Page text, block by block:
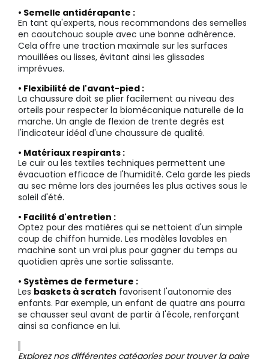
• Semelle antidérapante :
En tant qu'experts, nous recommandons des semelles
en caoutchouc souple avec une bonne adhérence.
Cela offre une traction maximale sur les surfaces
mouillées ou lisses, évitant ainsi les glissades
imprévues.
• Flexibilité de l'avant-pied :
La chaussure doit se plier facilement au niveau des
orteils pour respecter la biomécanique naturelle de la
marche. Un angle de flexion de trente degrés est
l'indicateur idéal d'une chaussure de qualité.
• Matériaux respirants :
Le cuir ou les textiles techniques permettent une
évacuation efficace de l'humidité. Cela garde les pieds
au sec même lors des journées les plus actives sous le
soleil d'été.
• Facilité d'entretien :
Optez pour des matières qui se nettoient d'un simple
coup de chiffon humide. Les modèles lavables en
machine sont un vrai plus pour gagner du temps au
quotidien après une sortie salissante.
• Systèmes de fermeture :
Les baskets à scratch favorisent l'autonomie des
enfants. Par exemple, un enfant de quatre ans pourra
se chausser seul avant de partir à l'école, renforçant
ainsi sa confiance en lui.
Explorez nos différentes catégories pour trouver la paire